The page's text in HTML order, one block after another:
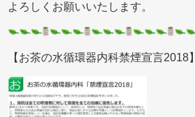
よろしくお願いいたします。
【お茶の水循環器内科禁煙宣言2018】